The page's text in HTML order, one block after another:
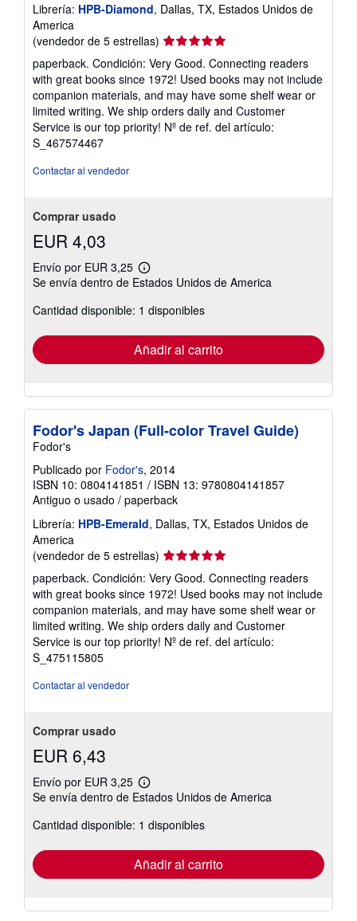
Librería: HPB-Diamond, Dallas, TX, Estados Unidos de
America
(vendedor de 5 estrellas) Calificación
del
vendedor:
5
de
5
estrellas
paperback. Condición: Very Good. Connecting readers
with great books since 1972! Used books may not include
companion materials, and may have some shelf wear or
limited writing. We ship orders daily and Customer
Service is our top priority! Nº de ref. del artículo:
S_467574467
Contactar al vendedor
Comprar usado
EUR 4,03
Envío por EUR 3,25
Más
información
las
tarifas
envío
Se envía dentro de Estados Unidos de America
Cantidad disponible: 1 disponibles
Añadir al carrito
Fodor's Japan (Full-color Travel Guide)
Fodor's
Publicado por Fodor's, 2014
ISBN 10: 0804141851 / ISBN 13: 9780804141857
Antiguo o usado / paperback
Librería: HPB-Emerald, Dallas, TX, Estados Unidos de
America
(vendedor de 5 estrellas) Calificación
del
vendedor:
5
de
5
estrellas
paperback. Condición: Very Good. Connecting readers
with great books since 1972! Used books may not include
companion materials, and may have some shelf wear or
limited writing. We ship orders daily and Customer
Service is our top priority! Nº de ref. del artículo:
S_475115805
Contactar al vendedor
Comprar usado
EUR 6,43
Envío por EUR 3,25
Más
información
las
tarifas
envío
Se envía dentro de Estados Unidos de America
Cantidad disponible: 1 disponibles
Añadir al carrito